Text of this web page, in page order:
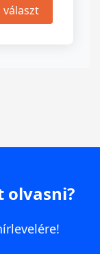
választ
olvasni?